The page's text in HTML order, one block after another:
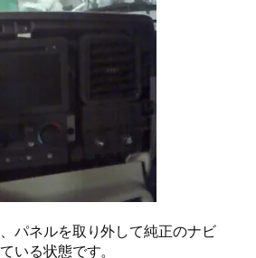
パネルを取り外して純正のナビ
いる状態です。